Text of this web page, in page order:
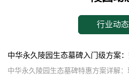
行业动态
中华永久陵园生态墓碑特惠方案详解：